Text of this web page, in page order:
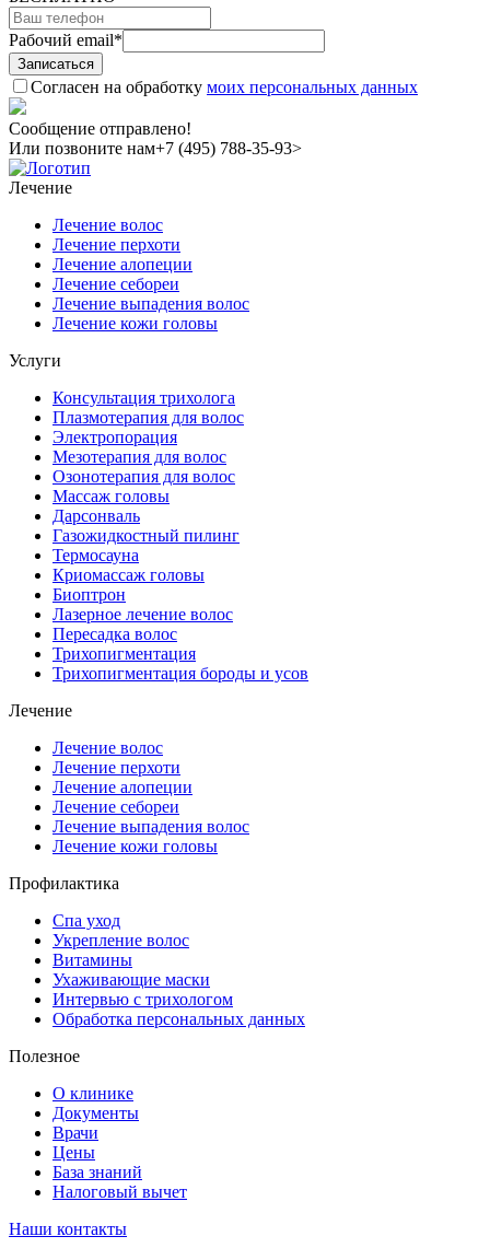
Рабочий email*
Согласен на обработку моих персональных данных
Сообщение отправлено!
Или позвоните нам+7 (495) 788-35-93>
Лечение
Лечение волос
Лечение перхоти
Лечение алопеции
Лечение себореи
Лечение выпадения волос
Лечение кожи головы
Услуги
Консультация трихолога
Плазмотерапия для волос
Электропорация
Мезотерапия для волос
Озонотерапия для волос
Массаж головы
Дарсонваль
Газожидкостный пилинг
Термосауна
Криомассаж головы
Биоптрон
Лазерное лечение волос
Пересадка волос
Трихопигментация
Трихопигментация бороды и усов
Лечение
Лечение волос
Лечение перхоти
Лечение алопеции
Лечение себореи
Лечение выпадения волос
Лечение кожи головы
Профилактика
Спа уход
Укрепление волос
Витамины
Ухаживающие маски
Интервью с трихологом
Обработка персональных данных
Полезное
О клинике
Документы
Врачи
Цены
База знаний
Налоговый вычет
Наши контакты